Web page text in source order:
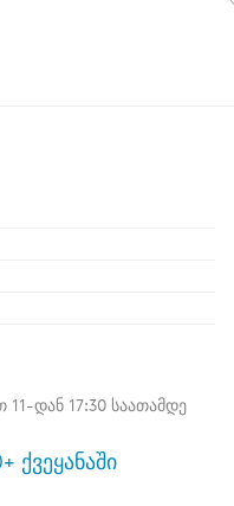
დან 17:30 საათამდე
ქვეყანაში